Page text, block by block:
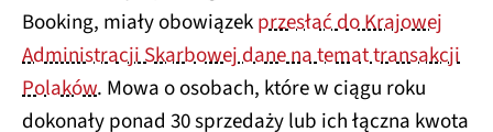
Booking, miały obowiązekprzesłać do Krajowej
Administracji Skarbowej dane na temat transakcji
Polaków . Mowa o osobach, które w ciągu roku
dokonały ponad 30 sprzedaży lub ich łączna kwota